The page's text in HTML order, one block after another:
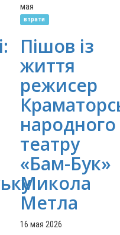
мая
втрати
Пішов із
життя
режисер
народного
театру
«Бам-Бук»
Микола
Метла
16 мая 2026